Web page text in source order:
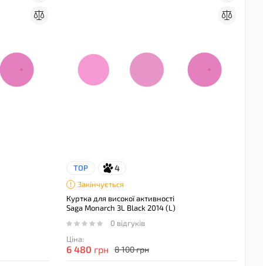
TOP 4
Закінчується
Куртка для високої активності
Saga Monarch 3L Black 2014 (L)
0 відгуків
Ціна:
6 480 грн 8 100 грн